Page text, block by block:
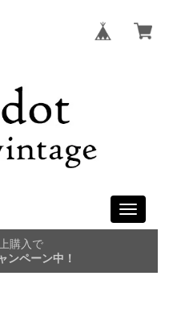
Toggle
購入で
ンペーン中！